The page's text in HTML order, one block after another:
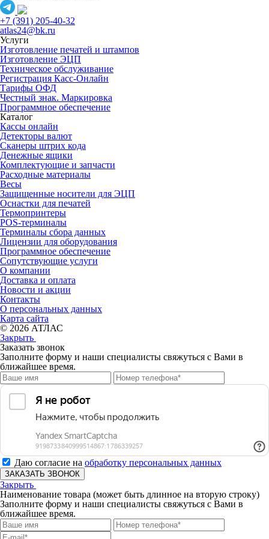
+7 (391) 205-40-32
atlas24@bk.ru
Услуги
Изготовление печатей и штампов
Изготовление ЭЦП
Техническое обслуживание
Регистрация Касс-Онлайн
Тарифы ОФД
Честный знак. Маркировка
Программное обеспечение
Каталог
Кассы онлайн
Детекторы валют
Сканеры штрих кода
Денежные ящики
Комплектующие и запчасти
Расходные материалы
Весы
Защищенные носители для ЭЦП
Оснастки для печатей
Термопринтеры
POS-терминалы
Терминалы сбора данных
Лицензии для оборудования
Программное обеспечение
Сопутствующие услуги
О компании
Доставка и оплата
Новости и акции
Контакты
О персональных данных
Карта сайта
© 2026 АТЛАС
Закрыть
Заказать звонок
Заполните форму и наши специалисты свяжуться с Вами в
ближайшее время.
Даю согласие на обработку персональных данных
ЗАКАЗАТЬ ЗВОНОК
Закрыть
Наименование товара (может быть длинное на вторую строку)
Заполните форму и наши специалисты свяжуться с Вами в
ближайшее время.